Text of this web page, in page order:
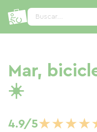
Buscar...
Mar,
☀️
4.9/5★★★★
Panel de gestión de